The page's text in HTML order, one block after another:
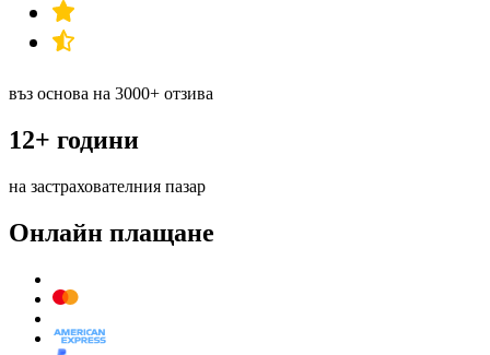
въз основа на 3000+ отзива
12+ години
на застрахователния пазар
Онлайн плащане